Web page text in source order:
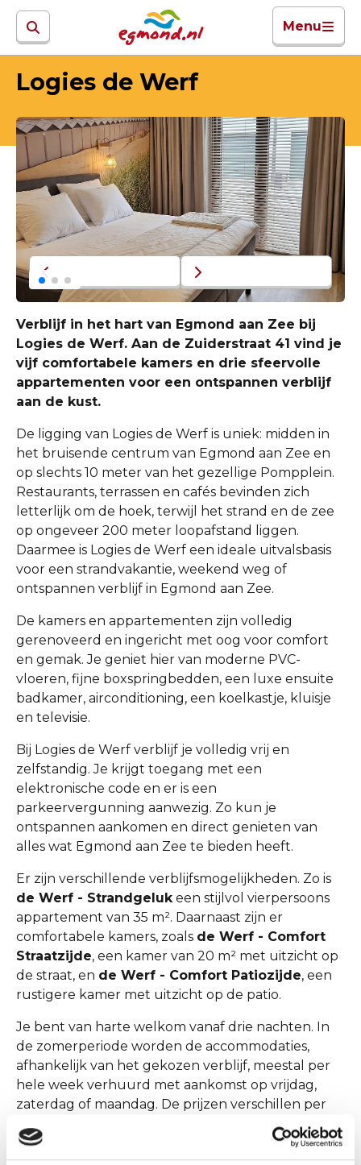
Menu
Logies de Werf
Verblijf in het hart van Egmond aan Zee bij
Logies de Werf. Aan de Zuiderstraat 41 vind je
vijf comfortabele kamers en drie sfeervolle
appartementen voor een ontspannen verblijf
aan de kust.
De ligging van Logies de Werf is uniek: midden in
het bruisende centrum van Egmond aan Zee en
op slechts 10 meter van het gezellige Pompplein.
Restaurants, terrassen en cafés bevinden zich
letterlijk om de hoek, terwijl het strand en de zee
op ongeveer 200 meter loopafstand liggen.
Daarmee is Logies de Werf een ideale uitvalsbasis
voor een strandvakantie, weekend weg of
ontspannen verblijf in Egmond aan Zee.
De kamers en appartementen zijn volledig
gerenoveerd en ingericht met oog voor comfort
en gemak. Je geniet hier van moderne PVC-
vloeren, fijne boxspringbedden, een luxe ensuite
badkamer, airconditioning, een koelkastje, kluisje
en televisie.
Bij Logies de Werf verblijf je volledig vrij en
zelfstandig. Je krijgt toegang met een
elektronische code en er is een
parkeervergunning aanwezig. Zo kun je
ontspannen aankomen en direct genieten van
alles wat Egmond aan Zee te bieden heeft.
Er zijn verschillende verblijfsmogelijkheden. Zo is
de Werf - Strandgeluk een stijlvol vierpersoons
appartement van 35 m². Daarnaast zijn er
comfortabele kamers, zoals de Werf - Comfort
Straatzijde, een kamer van 20 m² met uitzicht op
de straat, en de Werf - Comfort Patiozijde, een
rustigere kamer met uitzicht op de patio.
Je bent van harte welkom vanaf drie nachten. In
de zomerperiode worden de accommodaties,
afhankelijk van het gekozen verblijf, meestal per
hele week verhuurd met aankomst op vrijdag,
zaterdag of maandag. De prijzen verschillen per
seizoen en huisdieren zijn niet toegestaan.